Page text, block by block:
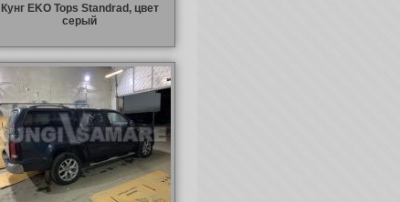
Кунг EKO Tops Standrad, цвет
серый